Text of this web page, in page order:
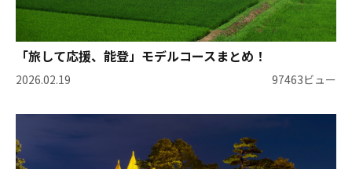
「旅して応援、能登」モデルコースまとめ！
2026.02.19 97463ビュー